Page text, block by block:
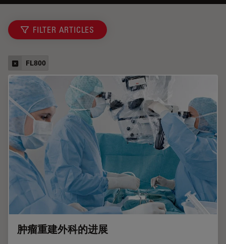
FILTER ARTICLES
FL800
肿瘤重建外科的进展